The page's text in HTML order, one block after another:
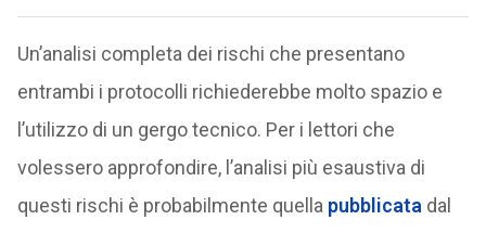
Un’analisi completa dei rischi che presentano
entrambi i protocolli richiederebbe molto spazio e
l’utilizzo di un gergo tecnico. Per i lettori che
volessero approfondire, l’analisi più esaustiva di
questi rischi è probabilmente quella pubblicata dal